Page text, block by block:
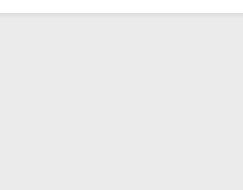
deposunda yangın: TEM ve D-100’de göz